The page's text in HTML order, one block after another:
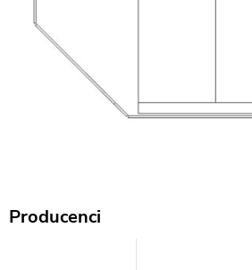
Producenci